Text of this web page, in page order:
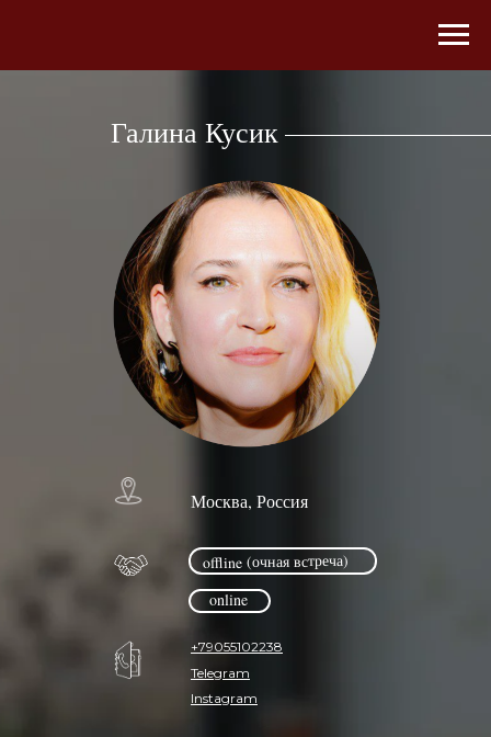
Галина Кусик
+79055102238
Telegram
Москва, Россия
online
offline (очная встреча)
Instagram